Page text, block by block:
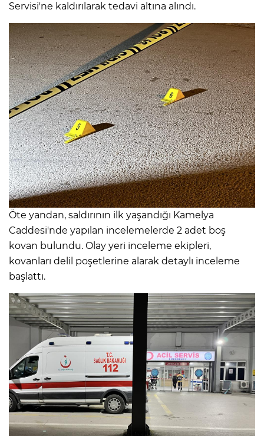
Servisi'ne kaldırılarak tedavi altına alındı.
Öte yandan, saldırının ilk yaşandığı Kamelya
Caddesi'nde yapılan incelemelerde 2 adet boş
kovan bulundu. Olay yeri inceleme ekipleri,
kovanları delil poşetlerine alarak detaylı inceleme
başlattı.